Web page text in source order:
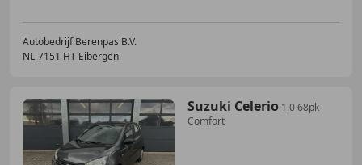
Autobedrijf Berenpas B.V.
NL-7151 HT Eibergen
Suzuki Celerio 1.0 68pk
Comfort